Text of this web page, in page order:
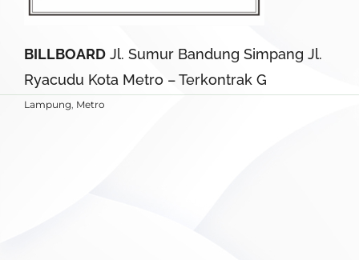
BILLBOARD Jl. Sumur Bandung Simpang Jl.
Ryacudu Kota Metro – Terkontrak G
Lampung Metro